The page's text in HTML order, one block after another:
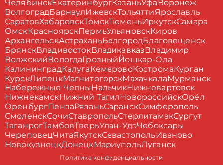
ЧелябинскЕкатеринбургКазаньУфа Воронеж
ВолгоградБарнаулИжевскТольяттиЯрославль
СаратовХабаровскТомскТюменьИркутскСамара
ОмскКрасноярскПермьУльяновскКиров
АрхангельскАстраханьБелгородБлаговещенск
БрянскВладивостокВладикавказВладимир
ВолжскийВологдаГрозныйЙошкар-Ола
КалининградКалуга КемеровоКостромаКурган
КурскЛипецкМагнитогорскМахачкалаМурманск
Набережные Челны НальчикНижневартовск
НижнекамскНижний ТагилНовороссийскОрёл
ОренбургПензаРязаньСаранскСимферополь
СмоленскСочиСтавропольСтерлитамакСургут
ТаганрогТамбовТверьУлан-УдэЧебоксары
ЧереповецЧитаЯкутскСевастопольИваново
НовокузнецкДонецкМариупольЛуганск
Политика конфиденциальности